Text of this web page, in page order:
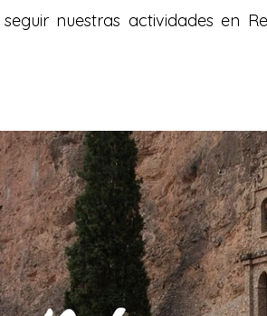
nuestras actividades en